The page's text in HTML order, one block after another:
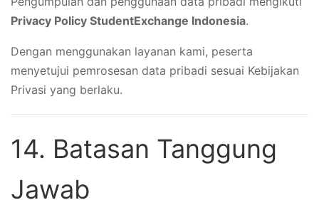
Privacy Policy StudentExchange Indonesia.
Dengan menggunakan layanan kami, peserta
menyetujui pemrosesan data pribadi sesuai Kebijakan
Privasi yang berlaku.
14. Batasan Tanggung
Jawab